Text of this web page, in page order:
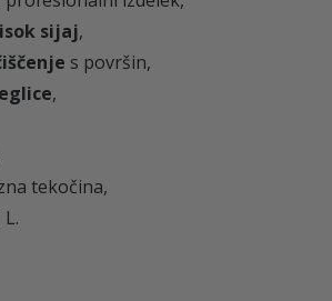
sijaj,
s površin,
,
tekočina,
L.